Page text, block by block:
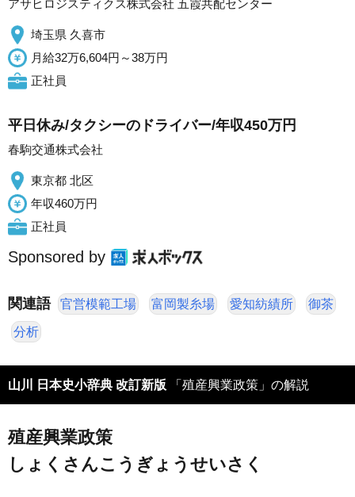
アサヒロジスティクス株式会社 五霞共配センター
埼玉県 久喜市
月給32万6,604円～38万円
正社員
平日休み/タクシーのドライバー/年収450万円
春駒交通株式会社
東京都 北区
年収460万円
正社員
Sponsored by
関連語 官営模範工場 富岡製糸場 愛知紡績所 御茶
分析
山川 日本史小辞典 改訂新版 「殖産興業政策」の解説
殖産興業政策
しょくさんこうぎょうせいさく